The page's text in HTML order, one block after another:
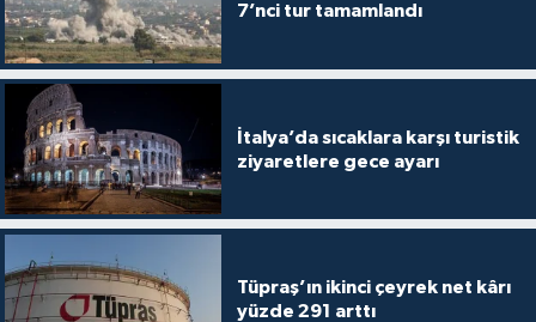
7’nci tur tamamlandı
İtalya’da sıcaklara karşı turistik
ziyaretlere gece ayarı
Tüpraş’ın ikinci çeyrek net kârı
yüzde 291 arttı